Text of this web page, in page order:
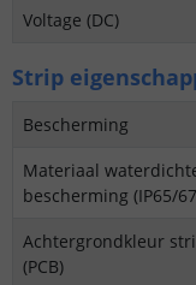
Voltage (DC)
Strip
Bescherming
Materiaal
bescherming (IP65/
Achtergrondkleur
(PCB)